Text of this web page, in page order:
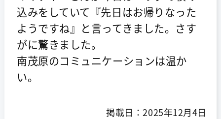
込みをしていて『先日はお帰りなった
ようですね』と言ってきました。さす
がに驚きました。
南茂原のコミュニケーションは温か
い。
掲載日：2025年12月4日